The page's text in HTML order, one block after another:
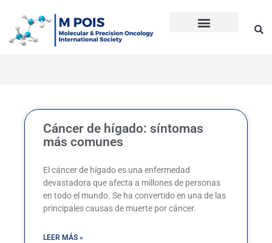
contenido
Cáncer de hígado: síntomas
más comunes
El cáncer de hígado es una enfermedad
devastadora que afecta a millones de personas
en todo el mundo. Se ha convertido en una de las
principales causas de muerte por cáncer.
LEER MÁS »